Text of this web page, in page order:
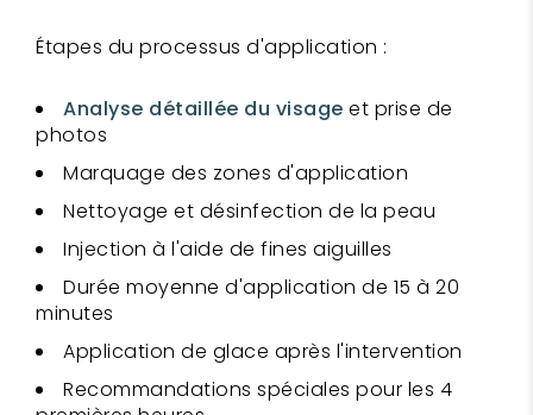
Étapes du processus d'application :
Analyse détaillée du visage et prise de
photos
Marquage des zones d'application
Nettoyage et désinfection de la peau
Injection à l'aide de fines aiguilles
Durée moyenne d'application de 15 à 20
minutes
Application de glace après l'intervention
Recommandations spéciales pour les 4